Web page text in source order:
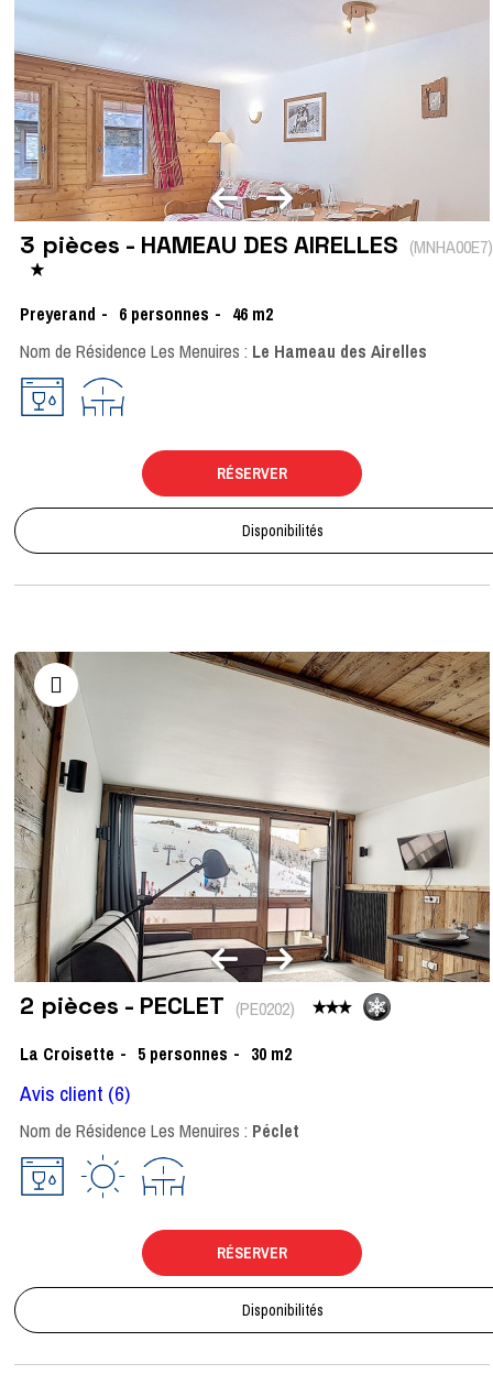
3 pièces - HAMEAU DES AIRELLES (MNHA00E7)
Preyerand 6 personnes 46 m2
Nom de Résidence Les Menuires : Le Hameau des Airelles
RÉSERVER
Disponibilités
2 pièces - PECLET (PE0202)
La Croisette
5 personnes 30 m2
Avis client (6)
Nom de Résidence Les Menuires : Péclet
RÉSERVER
Disponibilités